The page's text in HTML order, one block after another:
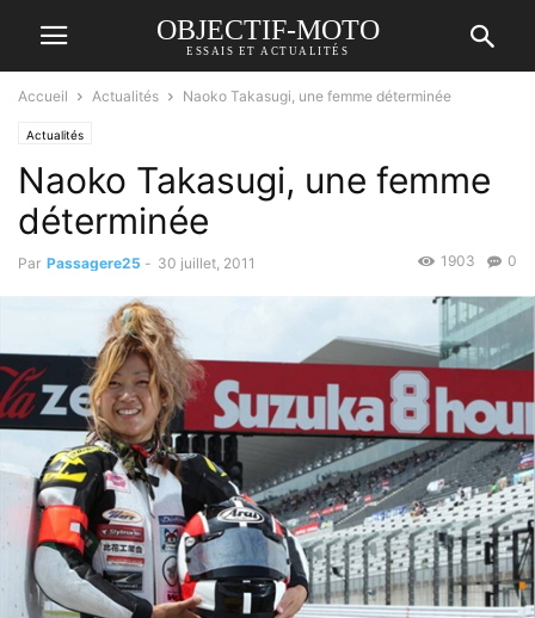
OBJECTIF-MOTO
ESSAIS ET ACTUALITÉS
Accueil Actualités Naoko Takasugi, une femme déterminée
Actualités
Naoko Takasugi, une femme
déterminée
Par Passagere25 - 30 juillet, 2011 0
1903